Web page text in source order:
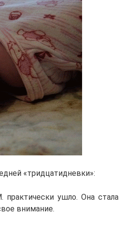
«тридцатидневки»:
практически ушло. Она стала
внимание.